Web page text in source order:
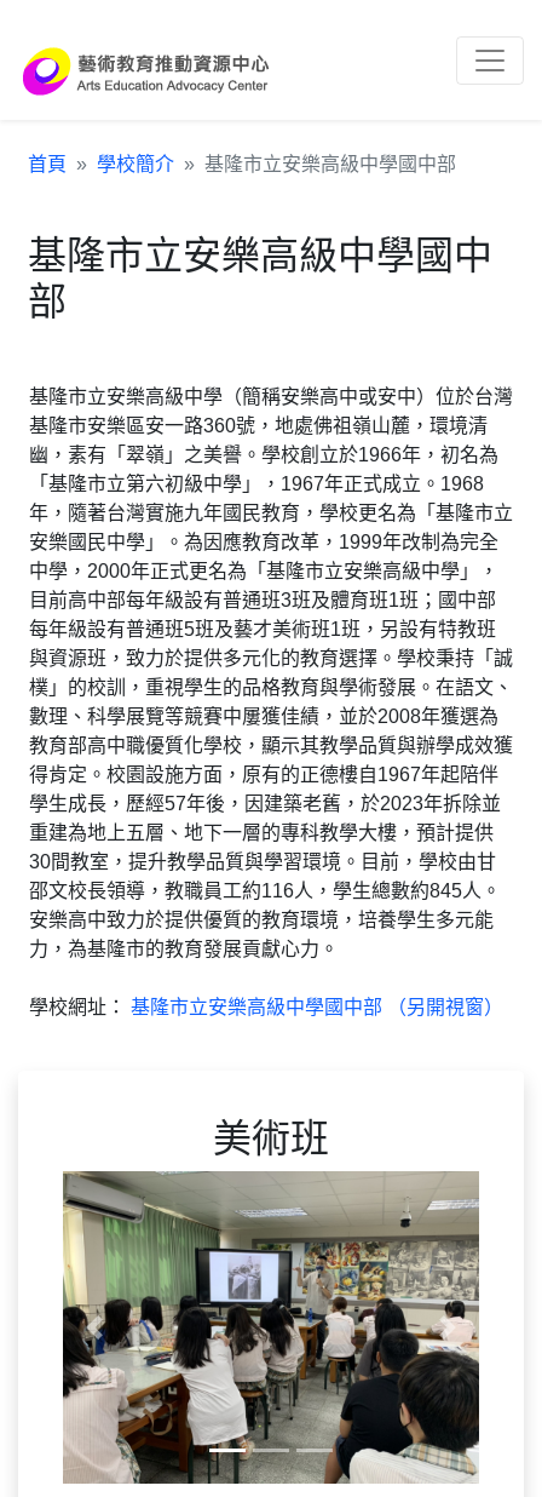
首頁 學校簡介 基隆市立安樂高級中學國中部
基隆市立安樂高級中學國中
部
基隆市立安樂高級中學（簡稱安樂高中或安中）位於台灣
基隆市安樂區安一路360號，地處佛祖嶺山麓，環境清
幽，素有「翠嶺」之美譽。學校創立於1966年，初名為
「基隆市立第六初級中學」，1967年正式成立。1968
年，隨著台灣實施九年國民教育，學校更名為「基隆市立
安樂國民中學」。為因應教育改革，1999年改制為完全
中學，2000年正式更名為「基隆市立安樂高級中學」，
目前高中部每年級設有普通班3班及體育班1班；國中部
每年級設有普通班5班及藝才美術班1班，另設有特教班
與資源班，致力於提供多元化的教育選擇。學校秉持「誠
樸」的校訓，重視學生的品格教育與學術發展。在語文、
數理、科學展覽等競賽中屢獲佳績，並於2008年獲選為
教育部高中職優質化學校，顯示其教學品質與辦學成效獲
得肯定。校園設施方面，原有的正德樓自1967年起陪伴
學生成長，歷經57年後，因建築老舊，於2023年拆除並
重建為地上五層、地下一層的專科教學大樓，預計提供
30間教室，提升教學品質與學習環境。目前，學校由甘
邵文校長領導，教職員工約116人，學生總數約845人。
安樂高中致力於提供優質的教育環境，培養學生多元能
力，為基隆市的教育發展貢獻心力。
學校網址： 基隆市立安樂高級中學國中部 （另開視窗）
美術班
Previous Next